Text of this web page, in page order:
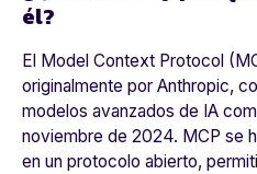
él?
El Model Context Protocol
originalmente por Anthropic,
modelos avanzados de IA
noviembre de 2024. MCP se
en un protocolo abierto,